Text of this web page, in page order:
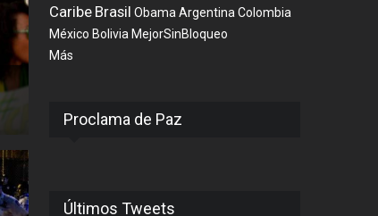
Caribe Brasil Obama Argentina Colombia
México Bolivia MejorSinBloqueo
Más
Proclama de Paz
Últimos Tweets